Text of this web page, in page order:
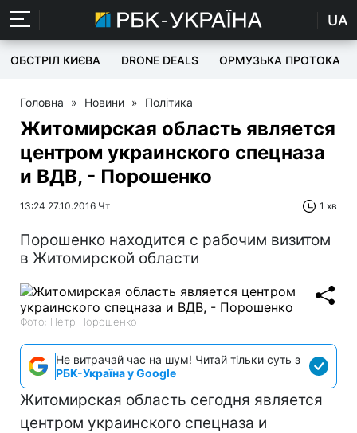
UA
ОБСТРІЛ КИЄВА DRONE DEALS ОРМУЗЬКА ПРОТОКА
Головна » Новини » Політика
Житомирская область является
центром украинского спецназа
и ВДВ, - Порошенко
13:24 27.10.2016 Чт 1 хв
Порошенко находится с рабочим визитом
в Житомирской области
Фото: Петр Порошенко
Не витрачай час на шум! Читай тільки суть з
РБК-Україна у Google
Житомирская область сегодня является
центром украинского спецназа и